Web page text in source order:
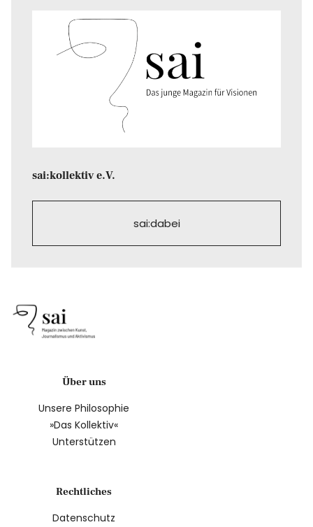
sai:kollektiv e.V.
sai:dabei
Über uns
Unsere Philosophie
»Das Kollektiv«
Unterstützen
Rechtliches
Datenschutz